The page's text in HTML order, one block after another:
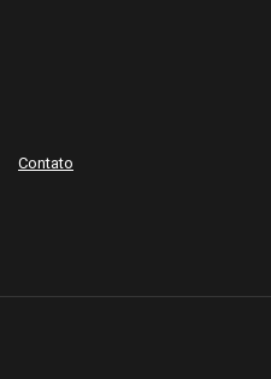
Contato